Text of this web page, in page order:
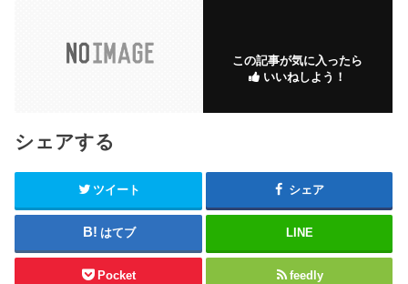
この記事が気に入ったら
いいねしよう！
シェアする
ツイート シェア
はてブ LINE
Pocket feedly